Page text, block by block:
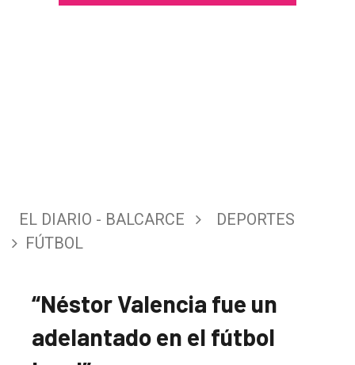
EL DIARIO - BALCARCE
DEPORTES
FÚTBOL
“Néstor Valencia fue un
adelantado en el fútbol